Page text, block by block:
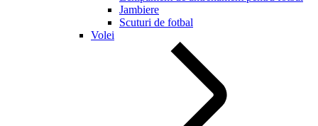
Jambiere
Scuturi de fotbal
Volei